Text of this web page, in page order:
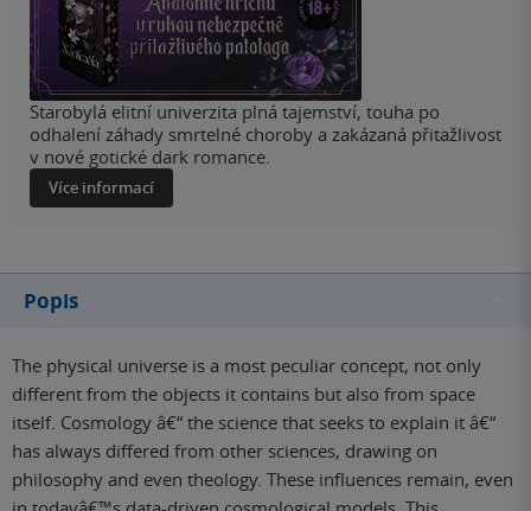
Starobylá elitní univerzita plná tajemství, touha po
odhalení záhady smrtelné choroby a zakázaná přitažlivost
v nové gotické dark romance.
Více informací
Popis
The physical universe is a most peculiar concept, not only
different from the objects it contains but also from space
itself. Cosmology â€“ the science that seeks to explain it â€“
has always differed from other sciences, drawing on
philosophy and even theology. These influences remain, even